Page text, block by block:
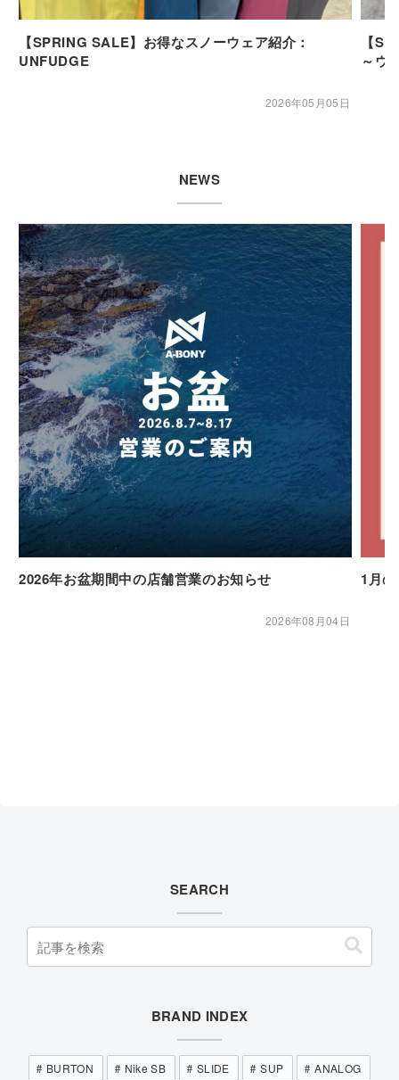
【SPRING SALE】お得なスノーウェア紹介：
UNFUDGE
2026年05月05日
【
～ウ
NEWS
2026年お盆期間中の店舗営業のお知らせ
2026年08月04日
1月
SEARCH
BRAND INDEX
BURTON Nike SB SLIDE SUP
ANALOG